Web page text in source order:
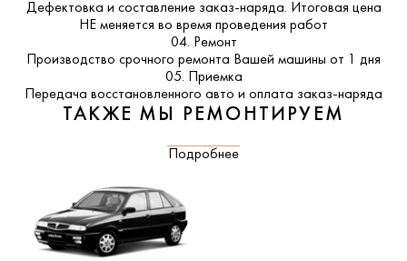
Дефектовка и составление заказ-наряда. Итоговая цена
НЕ меняется во время проведения работ
04. Ремонт
Производство срочного ремонта Вашей машины от 1 дня
05. Приемка
Передача восстановленного авто и оплата заказ-наряда
ТАКЖЕ МЫ РЕМОНТИРУЕМ
Подробнее